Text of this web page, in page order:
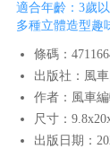
適合年齡：3歲
多種立體造型趣
條碼：
出版社：風
作者：風車
尺寸：
出版日期：